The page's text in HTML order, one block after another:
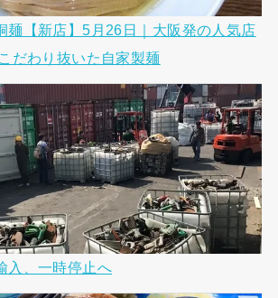
麺【新店】5月26日｜大阪発の人気店
だわり抜いた自家製麺
入、一時停止へ